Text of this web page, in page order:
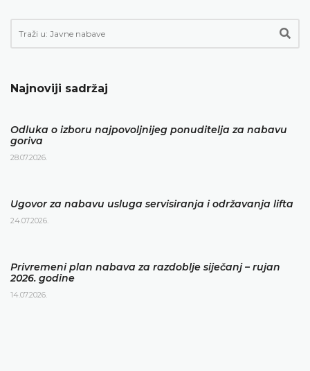
Najnoviji sadržaj
Odluka o izboru najpovoljnijeg ponuditelja za nabavu
goriva
28.07.2026.
Ugovor za nabavu usluga servisiranja i održavanja lifta
24.07.2026.
Privremeni plan nabava za razdoblje siječanj – rujan
2026. godine
14.07.2026.